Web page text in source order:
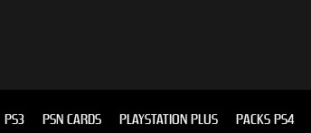
PS3 PSN CARDS PLAYSTATION PLUS PACKS PS4